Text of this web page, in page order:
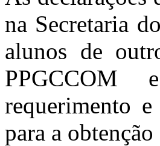
na Secretaria
alunos de
PPGCCOM
requerimento
para a